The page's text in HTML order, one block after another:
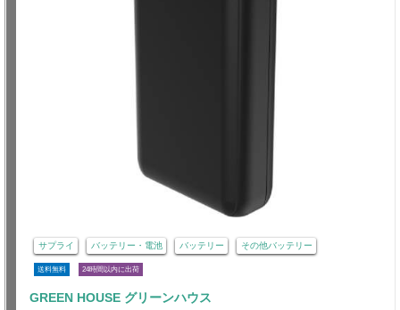
サプライ バッテリー・電池 バッテリー その他バッテリー
送料無料 24時間以内に出荷
GREEN HOUSE グリーンハウス